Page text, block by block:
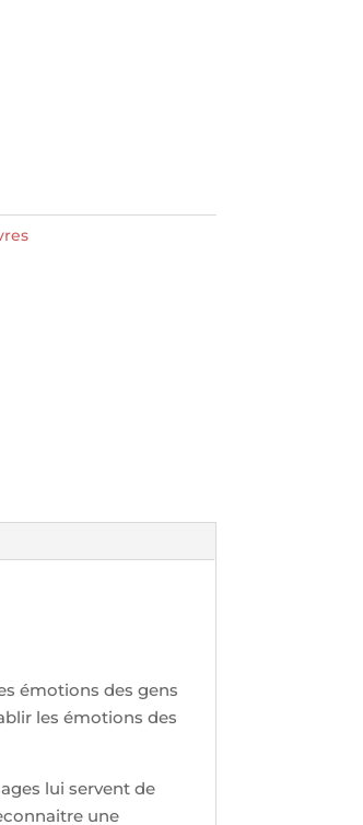
émotions des gens
les émotions des
lui servent de
une